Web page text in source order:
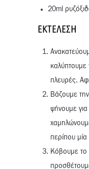
20ml
ΕΚΤΈΛΕΣΗ
καλύπτουμε
πλευρές.
Βάζουμε
ψήνουμε
περίπου
Κόβουμε το